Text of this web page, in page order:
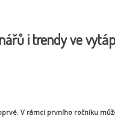
i trendy ve
V rámci prvního ročníku